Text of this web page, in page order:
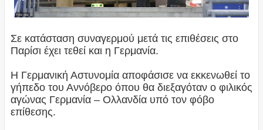
Σε κατάσταση συναγερμού μετά τις επιθέσεις στο
Παρίσι έχει τεθεί και η Γερμανία.
Η Γερμανική Αστυνομία αποφάσισε να εκκενωθεί το
γήπεδο του Αννόβερο όπου θα διεξαγόταν ο φιλικός
αγώνας Γερμανία – Ολλανδία υπό τον φόβο
επίθεσης.